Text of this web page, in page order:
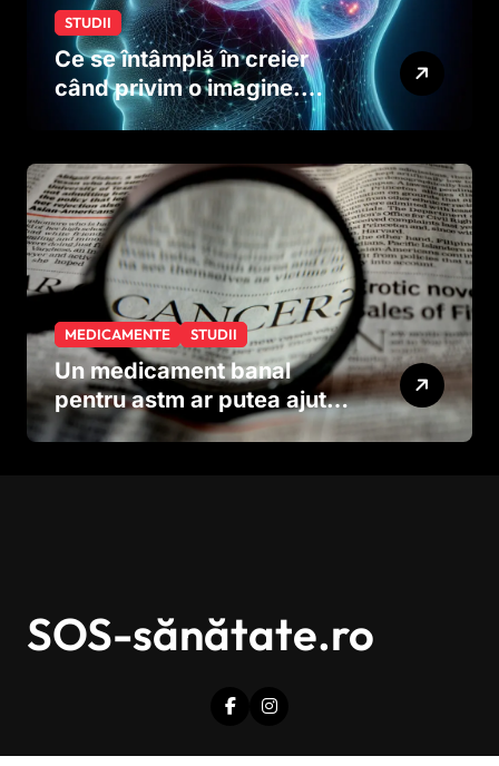
STUDII
Ce se întâmplă în creier
când privim o imagine.
Studiul care explică rolul
MEDICAMENTE STUDII
Un medicament banal
pentru astm ar putea ajuta
în lupta împotriva
SOS-sănătate.ro